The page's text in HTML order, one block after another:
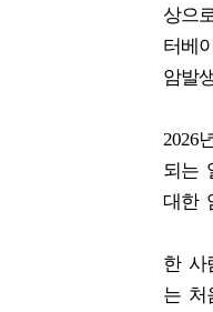
상으
터베
암발
2026
되는
대한
한 사
는 처